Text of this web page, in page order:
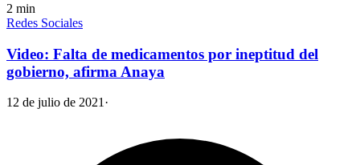
2 min
Redes Sociales
Video: Falta de medicamentos por ineptitud del
gobierno, afirma Anaya
12 de julio de 2021 ·